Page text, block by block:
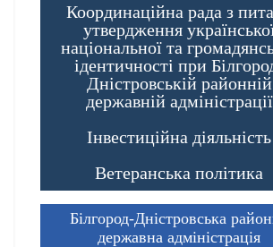
Координаційна рада з
утвердження
національної та
ідентичності при
Дністровській районній
державній адміністрації
Інвестиційна діяльність
Ветеранська політика
Білгород-Дністровська
державна адміністрація